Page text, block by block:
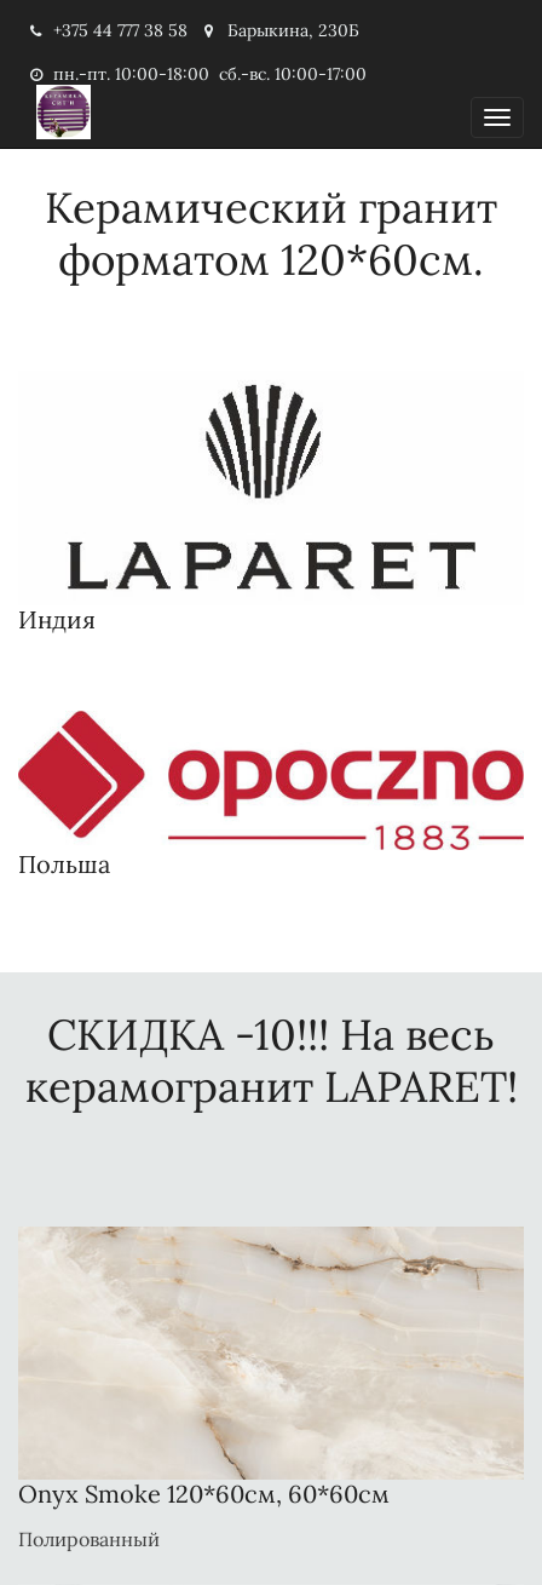
+375 44 777 38 58
Барыкина, 230Б
пн.-пт. 10:00-18:00 сб.-вс. 10:00-17:00
Керамический гранит
форматом 120*60см.
Индия
Польша
СКИДКА -10!!! На весь
керамогранит LAPARET!
Onyx Smoke 120*60см, 60*60см
Полированный